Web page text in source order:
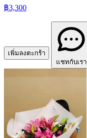
฿3,300
เพิ่มลงตะกร้า
แชทกับเรา